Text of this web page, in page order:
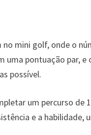
mini golf, onde o
uma pontuação par,
possível.
um percurso de
e a habilidade,